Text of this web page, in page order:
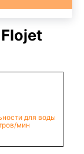
для воды
мин